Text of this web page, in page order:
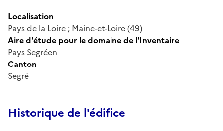
Localisation
Pays de la Loire ; Maine-et-Loire (49)
Aire d'étude pour le domaine de l'Inventaire
Pays Segréen
Canton
Segré
Historique de l'édifice